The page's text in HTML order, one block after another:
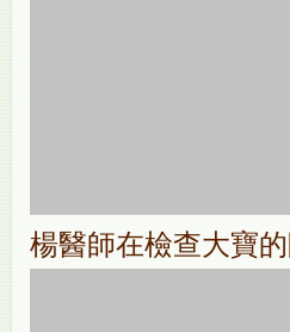
楊醫師在檢查大寶